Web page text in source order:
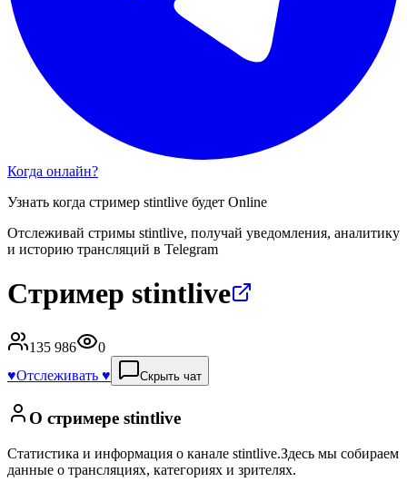
Когда онлайн?
Узнать когда стример stintlive будет Online
Отслеживай стримы stintlive, получай уведомления, аналитику
и историю трансляций в Telegram
Стример stintlive
135 986
0
♥️Отслеживать ♥️ Скрыть чат
О стримере stintlive
Статистика и информация о канале stintlive.Здесь мы собираем
данные о трансляциях, категориях и зрителях.